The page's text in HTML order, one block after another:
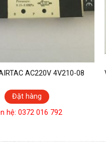
AC220V 4V210-08
Đặt hàng
hệ: 0372 016 792